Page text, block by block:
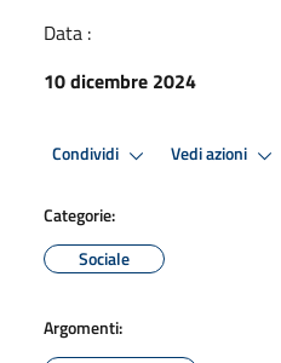
Data :
10 dicembre 2024
Condividi Vedi azioni
Categorie:
Sociale
Argomenti: